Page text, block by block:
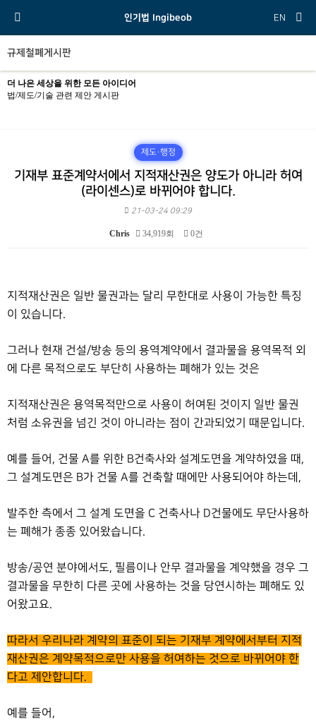
인기법 Ingibeob EN
규제철폐게시판
더 나은 세상을 위한 모든 아이디어
법/제도/기술 관련 제안 게시판
제도·행정
기재부 표준계약서에서 지적재산권은 양도가 아니라 허여
(라이센스)로 바뀌어야 합니다.
21-03-24 09:29
Chris 34,919회 0건
지적재산권은 일반 물권과는 달리 무한대로 사용이 가능한 특징
이 있습니다.
그러나 현재 건설/방송 등의 용역계약에서 결과물을 용역목적 외
에 다른 목적으로도 부단히 사용하는 폐해가 있는 것은
지적재산권은 용역목적만으로 사용이 허여된 것이지 일반 물권
처럼 소유권을 넘긴 것이 아니라는 점이 간과되었기 때문입니다.
예를 들어, 건물 A를 위한 B건축사와 설계도면을 계약하였을 때,
그 설계도면은 B가 건물 A를 건축할 때에만 사용되어야 하는데,
발주한 측에서 그 설계 도면을 C 건축사나 D건물에도 무단사용하
는 폐해가 종종 있어왔습니다.
방송/공연 분야에서도, 필름이나 안무 결과물을 계약했을 경우 그
결과물을 무한히 다른 곳에 사용하는 것을 당연시하는 폐해도 있
어왔고요.
따라서 우리나라 계약의 표준이 되는 기재부 계약에서부터 지적
재산권은 계약목적으로만 사용을 허여하는 것으로 바뀌어야 한
다고 제안합니다.
예를 들어,